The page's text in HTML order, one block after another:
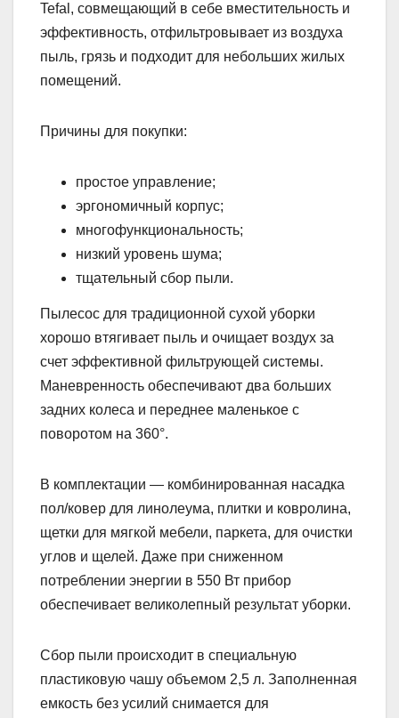
Tefal, совмещающий в себе вместительность и
эффективность, отфильтровывает из воздуха
пыль, грязь и подходит для небольших жилых
помещений.
Причины для покупки:
простое управление;
эргономичный корпус;
многофункциональность;
низкий уровень шума;
тщательный сбор пыли.
Пылесос для традиционной сухой уборки
хорошо втягивает пыль и очищает воздух за
счет эффективной фильтрующей системы.
Маневренность обеспечивают два больших
задних колеса и переднее маленькое с
поворотом на 360°.
В комплектации — комбинированная насадка
пол/ковер для линолеума, плитки и ковролина,
щетки для мягкой мебели, паркета, для очистки
углов и щелей. Даже при сниженном
потреблении энергии в 550 Вт прибор
обеспечивает великолепный результат уборки.
Сбор пыли происходит в специальную
пластиковую чашу объемом 2,5 л. Заполненная
емкость без усилий снимается для